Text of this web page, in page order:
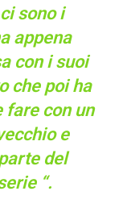
sono i
appena
con i suoi
che poi ha
fare con un
e
del
“.